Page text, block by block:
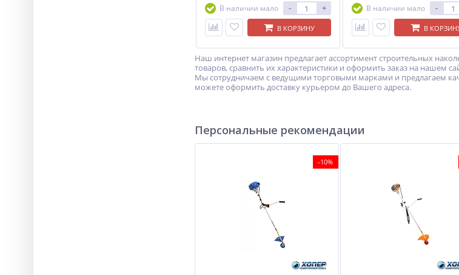
В наличии мало
- +
В КОРЗИНУ
В наличии мало
-
В
Наш интернет магазин предлагает ассортимент строительных
товаров, сравнить их характеристики и оформить заказ на нашем
Мы сотрудничаем с ведущими торговыми марками и предлагаем
можете оформить доставку курьером до Вашего адреса.
Персональные рекомендации
-10%